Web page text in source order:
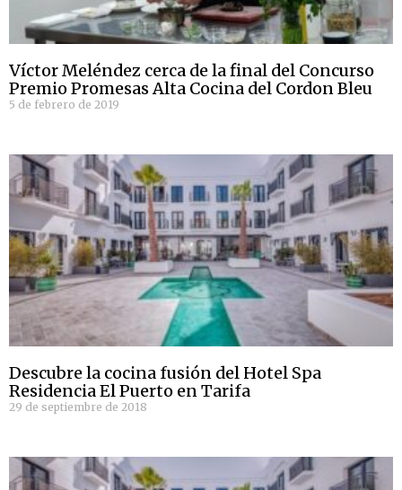
Víctor Meléndez cerca de la final del Concurso
Premio Promesas Alta Cocina del Cordon Bleu
5 de febrero de 2019
Descubre la cocina fusión del Hotel Spa
Residencia El Puerto en Tarifa
29 de septiembre de 2018